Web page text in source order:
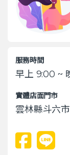
服務時間
早上 9:00 ~
實體店面門市
雲林縣斗六